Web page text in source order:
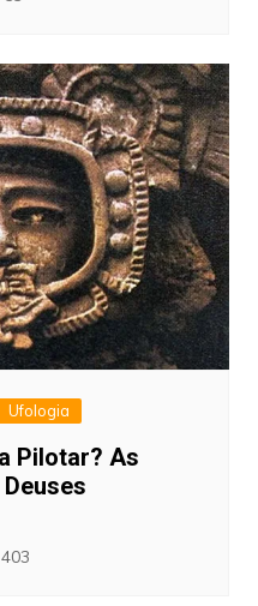
Ufologia
Pilotar? As
403